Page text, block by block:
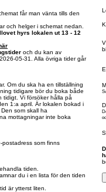
får man vänta tills den
och helger i schemat nedan.
hyrs lokalen ut 13 - 12
och du kan av
05-31. Alla övriga tider går
Om du ska ha en tillställning
tidigare bör du boka både
tidigt. Vi försöker hålla på
1:a april. Är lokalen bokad i
som skall ha
mottagningar inte boka
postadress som finns
tiden.
du i en lista för den tiden
är ytterst liten.